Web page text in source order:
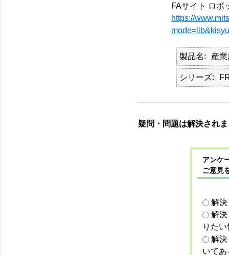
FAサイト ロボ
https://
製品名 産
シリーズ
疑問・問題は解決され
アンケ
ご意見
解
解
りた
解
いて